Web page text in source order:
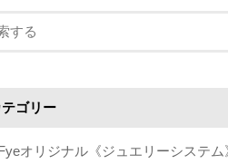
テゴリー
オリジナル《ジュエリーシステム